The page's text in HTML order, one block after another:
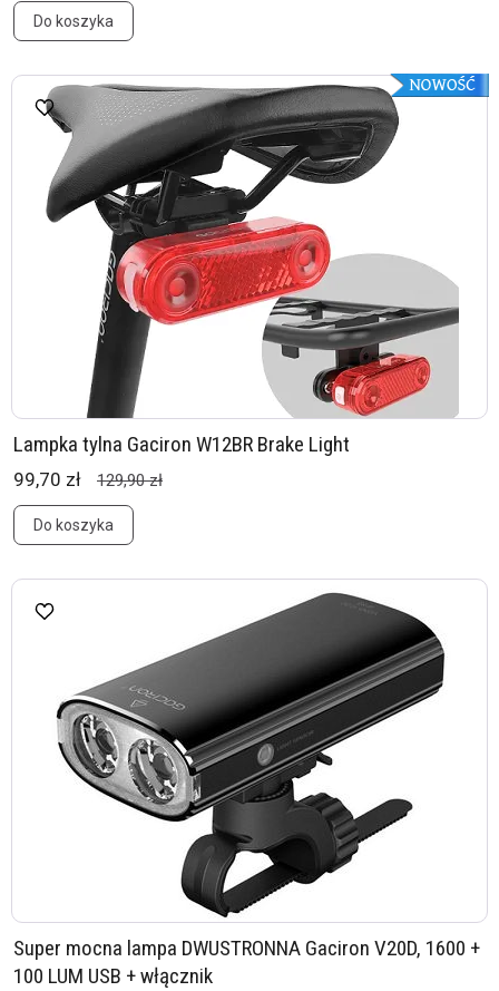
Do koszyka
Lampka tylna Gaciron W12BR Brake Light
99,70 zł 129,90 zł
Do koszyka
Super mocna lampa DWUSTRONNA Gaciron V20D, 1600 +
100 LUM USB + włącznik